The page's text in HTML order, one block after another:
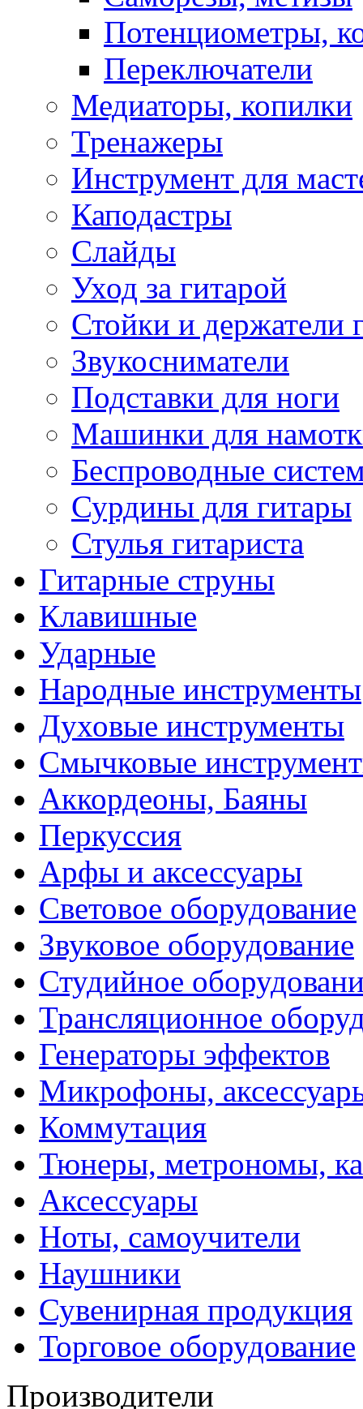
Потенциометры,
Переключатели
Медиаторы, копилки
Тренажеры
Инструмент для
Каподастры
Слайды
Уход за гитарой
Стойки и держатели
Звукосниматели
Подставки для ноги
Машинки для
Беспроводные
Сурдины для гитары
Стулья гитариста
Гитарные струны
Клавишные
Ударные
Народные инструменты
Духовые инструменты
Смычковые
Аккордеоны, Баяны
Перкуссия
Арфы и аксессуары
Световое оборудование
Звуковое оборудование
Студийное
Трансляционное
Генераторы эффектов
Микрофоны,
Коммутация
Тюнеры, метрономы,
Аксессуары
Ноты, самоучители
Наушники
Сувенирная продукция
Торговое оборудование
Производители